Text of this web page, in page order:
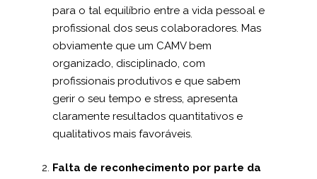
para o tal equilíbrio entre a vida pessoal e
profissional dos seus colaboradores. Mas
obviamente que um CAMV bem
organizado, disciplinado, com
profissionais produtivos e que sabem
gerir o seu tempo e stress, apresenta
claramente resultados quantitativos e
qualitativos mais favoráveis.
Falta de reconhecimento por parte da